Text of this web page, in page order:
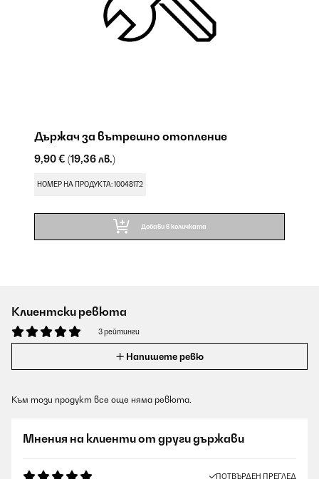
Държач за вътрешно отопление
9,90 € (19,36 лв.)
НОМЕР НА ПРОДУКТА: 10048172
Добави в количката
Клиентски ревюта
3 рейтинги
Напишете ревю
Към този продукт все още няма ревюта.
Мнения на клиенти от други държави
ПОТВЪРДЕН ПРЕГЛЕД